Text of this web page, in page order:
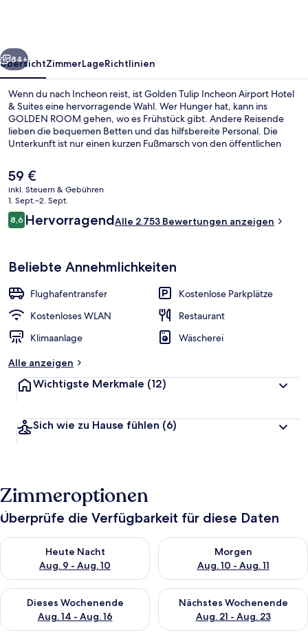
Suites
Weiter
84+
ÜbersichtZimmerLageRichtlinien
Wenn du nach Incheon reist, ist Golden Tulip Incheon Airport Hotel
& Suites eine hervorragende Wahl. Wer Hunger hat, kann ins
GOLDEN ROOM gehen, wo es Frühstück gibt. Andere Reisende
lieben die bequemen Betten und das hilfsbereite Personal. Die
Unterkunft ist nur einen kurzen Fußmarsch von den öffentlichen
wenige Schritte.
Der
aktuelle
Preis
beträgt
59 €.
59 €
inkl. Steuern & Gebühren
1. Sept.–2. Sept.
Bewertungen
8,68,6 von 10.
HervorragendAlle 2.753 Bewertungen anzeigen
Beliebte Annehmlichkeiten
Flughafentransfer
Kostenlose Parkplätze
Kostenloses WLAN
Restaurant
Klimaanlage
Wäscherei
Alle anzeigen
Wichtigste Merkmale (12)
Sich wie zu Hause fühlen (6)
Zimmeroptionen
Überprüfe die Verfügbarkeit für diese Daten
Heute Nacht
Aug. 9 - Aug. 10
Überprüfe die Verfügbarkeit für heute Nacht, Aug. 9 - Aug.
Morgen
Aug. 10 - Aug. 11
Überprüfe die Verfügbarkeit
Dieses Wochenende
Aug. 14 - Aug. 16
Überprüfe die Verfügbarkeit für dieses Wochenende, Aug. 14
Nächstes Wochenende
Aug. 21 - Aug. 23
Überprüfe die Verfügbarkeit